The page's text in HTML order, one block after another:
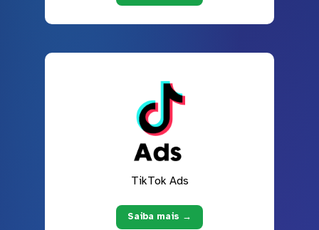
TikTok Ads
Saiba mais →